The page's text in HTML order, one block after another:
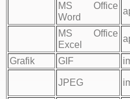
MS Office
Word
MS Office
Excel
Grafik GIF
JPEG